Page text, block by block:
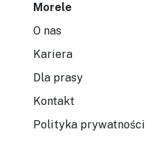
Morele
O nas
Kariera
Dla prasy
Kontakt
Polityka prywatności